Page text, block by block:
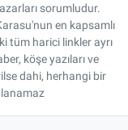
sorumludur.
en kapsamlı
tüm harici linkler ayrı
köşe yazıları ve
dahi, herhangi bir